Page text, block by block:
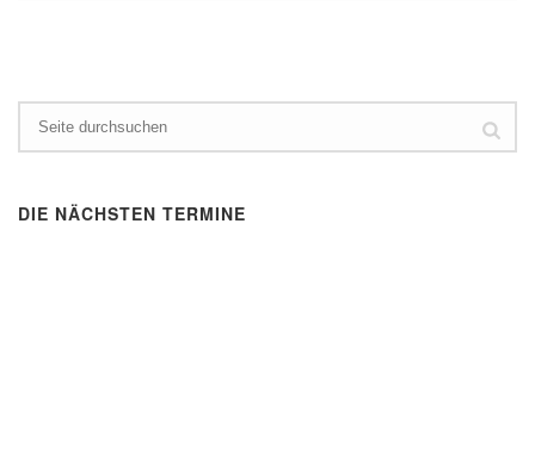
DIE NÄCHSTEN TERMINE